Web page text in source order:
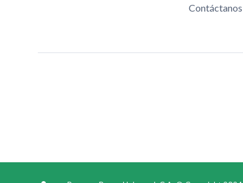
Contáctanos